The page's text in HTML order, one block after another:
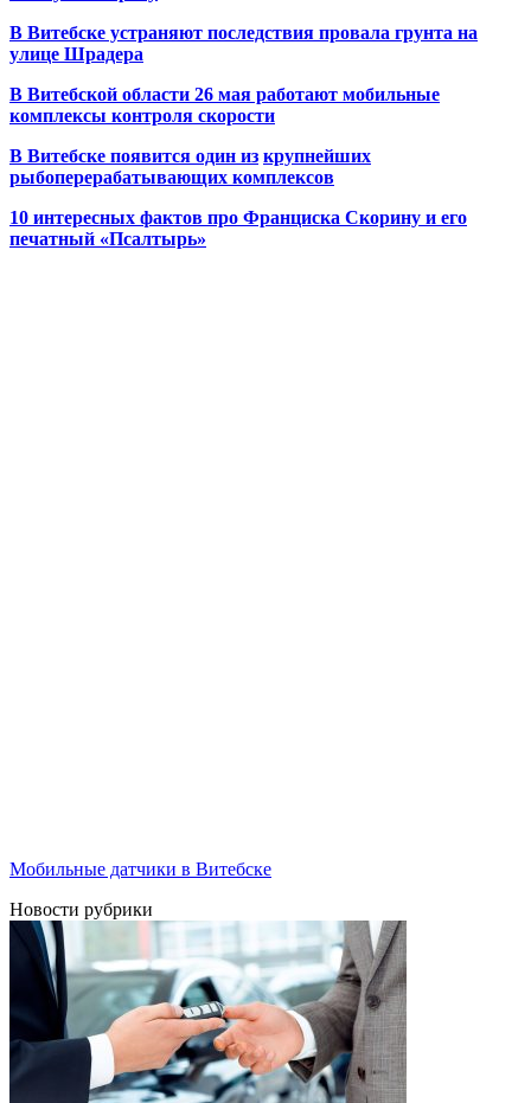
В Витебске устраняют последствия провала грунта на
улице Шрадера
В Витебской области 26 мая работают мобильные
комплексы контроля скорости
В Витебске появится один из крупнейших
рыбоперерабатывающих комплексов
10 интересных фактов про Франциска Скорину и его
печатный «Псалтырь»
Мобильные датчики в Витебске
Новости рубрики